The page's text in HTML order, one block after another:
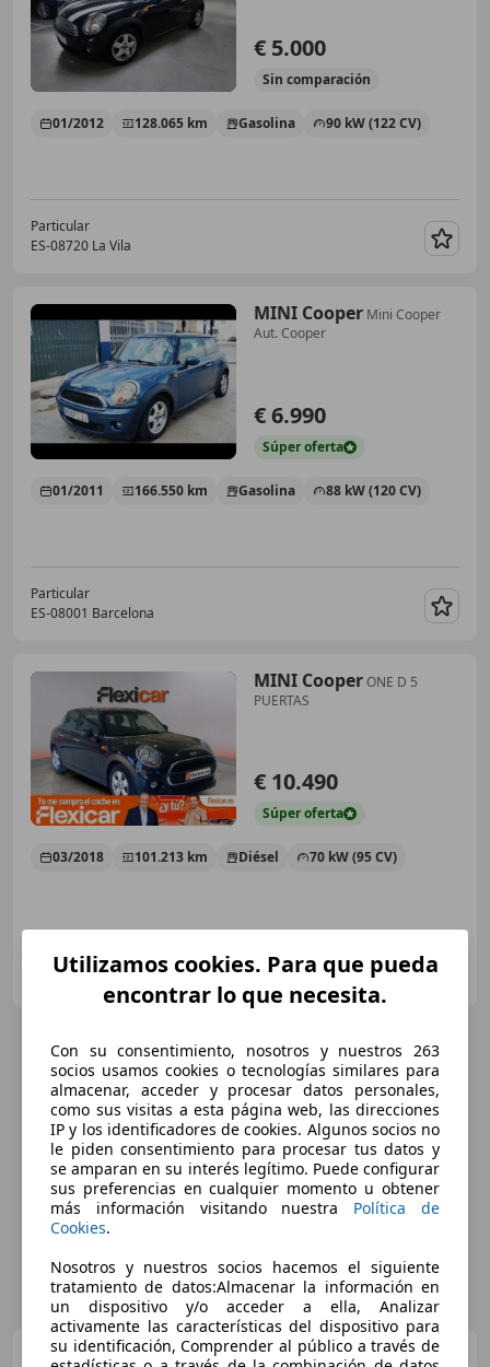
€ 5.000
Sin comparación
01/2012 128.065 km Gasolina 90 kW (122 CV)
Particular
ES-08720 La Vila
MINI Cooper Mini Cooper
Aut. Cooper
€ 6.990
Súperoferta
01/2011 166.550 km Gasolina 88 kW (120 CV)
Particular
ES-08001 Barcelona
MINI CooperONE D 5
PUERTAS
€ 10.490
Súperoferta
03/2018 101.213 km Diésel 70 kW (95 CV)
FLEXICAR GRUPO BARCELONA.
MINI Cooper ONE D
Utilizamos cookies. Para que pueda
encontrar lo que necesita.
Con su consentimiento, nosotros y nuestros 263
socios usamos cookies o tecnologías similares para
almacenar, acceder y procesar datos personales,
como sus visitas a esta página web, las direcciones
IP y los identificadores de cookies. Algunos socios no
le piden consentimiento para procesar tus datos y
se amparan en su interés legítimo. Puede configurar
sus preferencias en cualquier momento u obtener
más información visitando nuestra Política de
Cookies.
Nosotros y nuestros socios hacemos el siguiente
tratamiento de datos:Almacenar la información en
un dispositivo y/o acceder a ella, Analizar
activamente las características del dispositivo para
su identificación, Comprender al público a través de